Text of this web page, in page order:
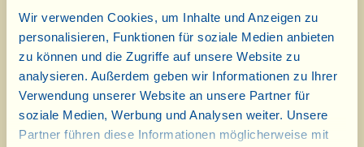
Wir verwenden Cookies, um Inhalte und Anzeigen zu
personalisieren, Funktionen für soziale Medien anbieten
zu können und die Zugriffe auf unsere Website zu
analysieren. Außerdem geben wir Informationen zu Ihrer
Verwendung unserer Website an unsere Partner für
soziale Medien, Werbung und Analysen weiter. Unsere
Partner führen diese Informationen möglicherweise mit
Das gut gesäuberte und gewaschene Kaninchen
in Stücke schneiden (wenn Sie mögen,
verwenden Sie auch die Leber, am besten im
Ganzen). Das Fleisch mit 6 Esslöffeln Olivenöl,
dem Knoblauch, dem Rosmarin, Salz, Pfeffer
und 1 ½ Glas Wasser in eine beschichtete